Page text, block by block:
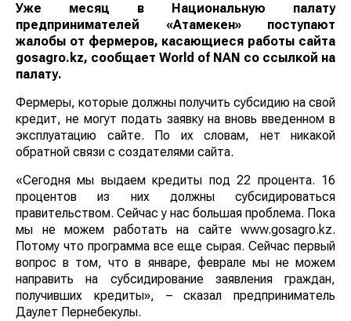
Уже месяц в Национальную палату
предпринимателей «Атамекен» поступают
жалобы от фермеров, касающиеся работы сайта
gosagro.kz, сообщает World of NAN со ссылкой на
палату.
Фермеры, которые должны получить субсидию на свой
кредит, не могут подать заявку на вновь введенном в
эксплуатацию сайте. По их словам, нет никакой
обратной связи с создателями сайта.
«Сегодня мы выдаем кредиты под 22 процента. 16
процентов из них должны субсидироваться
правительством. Сейчас у нас большая проблема. Пока
мы не можем работать на сайте www.gosagro.kz.
Потому что программа все еще сырая. Сейчас первый
вопрос в том, что в январе, феврале мы не можем
направить на субсидирование заявления граждан,
получивших кредиты», – сказал предприниматель
Даулет Пернебекулы.